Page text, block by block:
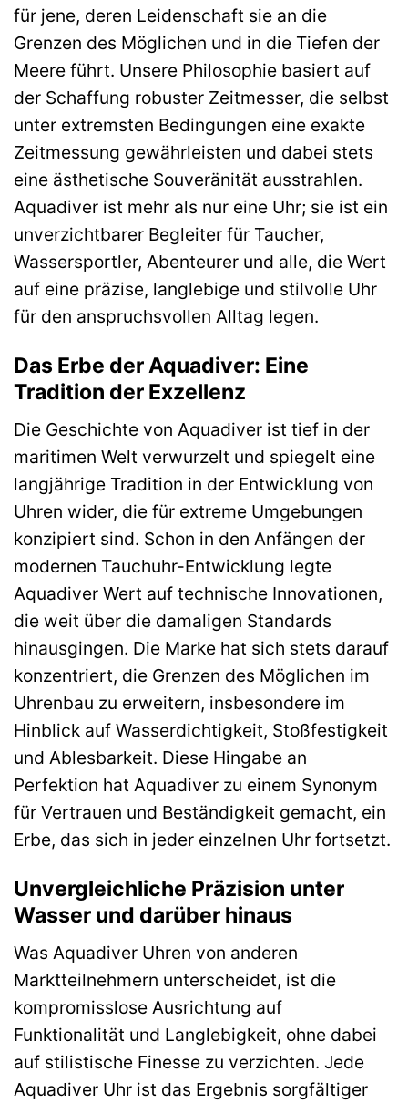
für jene, deren Leidenschaft sie an die
Grenzen des Möglichen und in die Tiefen der
Meere führt. Unsere Philosophie basiert auf
der Schaffung robuster Zeitmesser, die selbst
unter extremsten Bedingungen eine exakte
Zeitmessung gewährleisten und dabei stets
eine ästhetische Souveränität ausstrahlen.
Aquadiver ist mehr als nur eine Uhr; sie ist ein
unverzichtbarer Begleiter für Taucher,
Wassersportler, Abenteurer und alle, die Wert
auf eine präzise, langlebige und stilvolle Uhr
für den anspruchsvollen Alltag legen.
Das Erbe der Aquadiver: Eine
Tradition der Exzellenz
Die Geschichte von Aquadiver ist tief in der
maritimen Welt verwurzelt und spiegelt eine
langjährige Tradition in der Entwicklung von
Uhren wider, die für extreme Umgebungen
konzipiert sind. Schon in den Anfängen der
modernen Tauchuhr-Entwicklung legte
Aquadiver Wert auf technische Innovationen,
die weit über die damaligen Standards
hinausgingen. Die Marke hat sich stets darauf
konzentriert, die Grenzen des Möglichen im
Uhrenbau zu erweitern, insbesondere im
Hinblick auf Wasserdichtigkeit, Stoßfestigkeit
und Ablesbarkeit. Diese Hingabe an
Perfektion hat Aquadiver zu einem Synonym
für Vertrauen und Beständigkeit gemacht, ein
Erbe, das sich in jeder einzelnen Uhr fortsetzt.
Unvergleichliche Präzision unter
Wasser und darüber hinaus
Was Aquadiver Uhren von anderen
Marktteilnehmern unterscheidet, ist die
kompromisslose Ausrichtung auf
Funktionalität und Langlebigkeit, ohne dabei
auf stilistische Finesse zu verzichten. Jede
Aquadiver Uhr ist das Ergebnis sorgfältiger